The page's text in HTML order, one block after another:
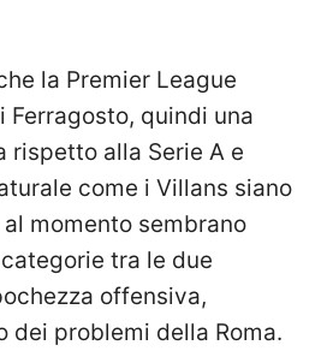
la Premier League
Ferragosto, quindi una
rispetto alla Serie A e
come i Villans siano
momento sembrano
tra le due
offensiva,
dei problemi della Roma.